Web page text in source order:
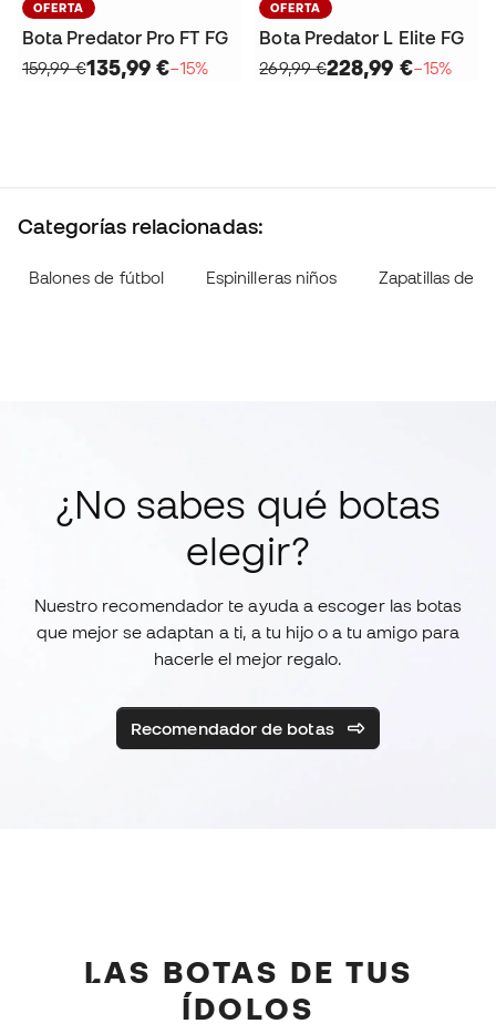
OFERTA
Bota Predator Pro FT FG
159,99 €135,99 €−15%
OFERTA
Bota Predator L Elite FG
269,99 €228,99 €−15%
Categorías relacionadas:
Balones de fútbol Espinilleras niños Zapatillas de
¿No sabes qué botas
elegir?
Nuestro recomendador te ayuda a escoger las botas
que mejor se adaptan a ti, a tu hijo o a tu amigo para
hacerle el mejor regalo.
Recomendador de botas
LAS BOTAS DE TUS
ÍDOLOS